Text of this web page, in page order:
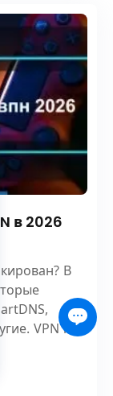
в 2026
В
VPN не